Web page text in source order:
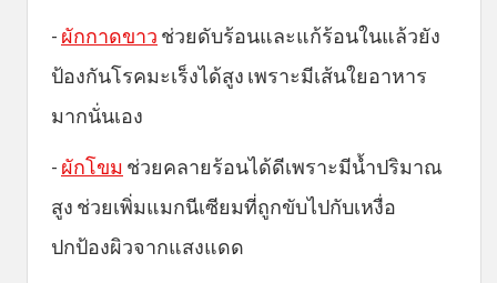
- ผักกาดขาว ช่วยดับร้อนและแก้ร้อนในแล้วยัง
ป้องกันโรคมะเร็งได้สูง เพราะมีเส้นใยอาหาร
มากนั่นเอง
- ผักโขม ช่วยคลายร้อนได้ดีเพราะมีน้ำปริมาณ
สูง ช่วยเพิ่มแมกนีเซียมที่ถูกขับไปกับเหงื่อ
ปกป้องผิวจากแสงแดด